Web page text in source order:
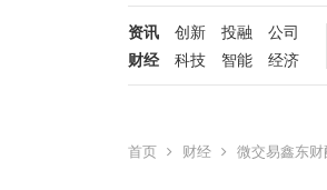
资讯 创新 投融
公司
财经
科技 智能 经济
首页 财经 微交易鑫东